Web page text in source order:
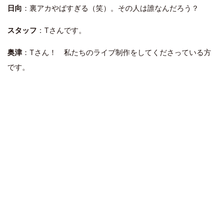
日向 ：裏アカやばすぎる（笑）。その人は誰なんだろう？
スタッフ ：Tさんです。
奥津：Tさん！ 私たちのライブ制作をしてくださっている方
です。